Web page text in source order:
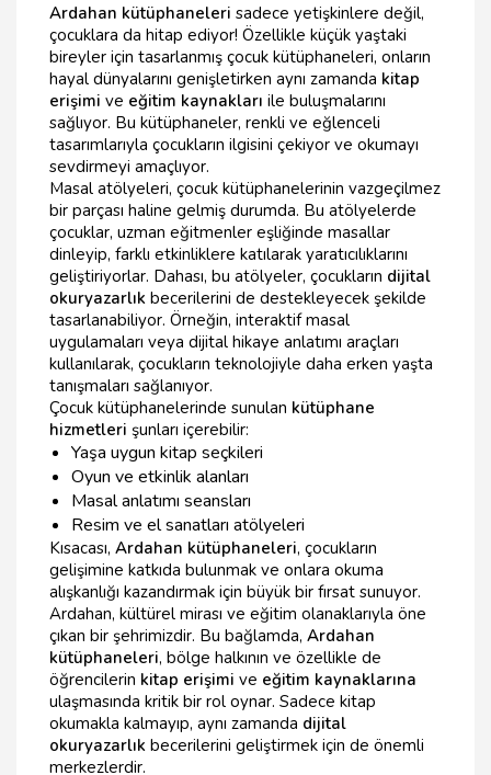
Ardahan kütüphaneleri sadece yetişkinlere değil,
çocuklara da hitap ediyor! Özellikle küçük yaştaki
bireyler için tasarlanmış çocuk kütüphaneleri, onların
hayal dünyalarını genişletirken aynı zamanda kitap
erişimi ve eğitim kaynakları ile buluşmalarını
sağlıyor. Bu kütüphaneler, renkli ve eğlenceli
tasarımlarıyla çocukların ilgisini çekiyor ve okumayı
sevdirmeyi amaçlıyor.
Masal atölyeleri, çocuk kütüphanelerinin vazgeçilmez
bir parçası haline gelmiş durumda. Bu atölyelerde
çocuklar, uzman eğitmenler eşliğinde masallar
dinleyip, farklı etkinliklere katılarak yaratıcılıklarını
geliştiriyorlar. Dahası, bu atölyeler, çocukların dijital
okuryazarlık becerilerini de destekleyecek şekilde
tasarlanabiliyor. Örneğin, interaktif masal
uygulamaları veya dijital hikaye anlatımı araçları
kullanılarak, çocukların teknolojiyle daha erken yaşta
tanışmaları sağlanıyor.
Çocuk kütüphanelerinde sunulan kütüphane
hizmetleri şunları içerebilir:
Yaşa uygun kitap seçkileri
Oyun ve etkinlik alanları
Masal anlatımı seansları
Resim ve el sanatları atölyeleri
Kısacası, Ardahan kütüphaneleri, çocukların
gelişimine katkıda bulunmak ve onlara okuma
alışkanlığı kazandırmak için büyük bir fırsat sunuyor.
Ardahan, kültürel mirası ve eğitim olanaklarıyla öne
çıkan bir şehrimizdir. Bu bağlamda, Ardahan
kütüphaneleri, bölge halkının ve özellikle de
öğrencilerin kitap erişimi ve eğitim kaynaklarına
ulaşmasında kritik bir rol oynar. Sadece kitap
okumakla kalmayıp, aynı zamanda dijital
okuryazarlık becerilerini geliştirmek için de önemli
merkezlerdir.